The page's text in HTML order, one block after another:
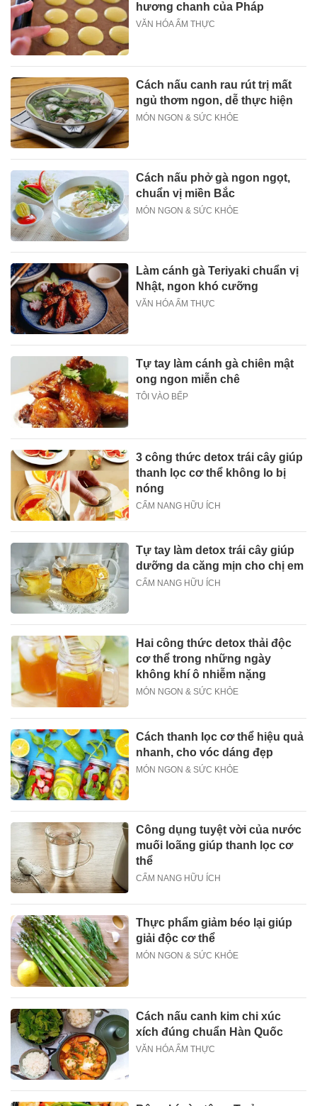
hương chanh của Pháp
VĂN HÓA ẨM THỰC
Cách nấu canh rau rút trị mất
ngủ thơm ngon, dễ thực hiện
MÓN NGON & SỨC KHỎE
Cách nấu phở gà ngon ngọt,
chuẩn vị miền Bắc
MÓN NGON & SỨC KHỎE
Làm cánh gà Teriyaki chuẩn vị
Nhật, ngon khó cưỡng
VĂN HÓA ẨM THỰC
Tự tay làm cánh gà chiên mật
ong ngon miễn chê
TÔI VÀO BẾP
3 công thức detox trái cây giúp
thanh lọc cơ thể không lo bị
nóng
CẨM NANG HỮU ÍCH
Tự tay làm detox trái cây giúp
dưỡng da căng mịn cho chị em
CẨM NANG HỮU ÍCH
Hai công thức detox thải độc
cơ thể trong những ngày
không khí ô nhiễm nặng
MÓN NGON & SỨC KHỎE
Cách thanh lọc cơ thể hiệu quả
nhanh, cho vóc dáng đẹp
MÓN NGON & SỨC KHỎE
Công dụng tuyệt vời của nước
muối loãng giúp thanh lọc cơ
thể
CẨM NANG HỮU ÍCH
Thực phẩm giảm béo lại giúp
giải độc cơ thể
MÓN NGON & SỨC KHỎE
Cách nấu canh kim chi xúc
xích đúng chuẩn Hàn Quốc
VĂN HÓA ẨM THỰC